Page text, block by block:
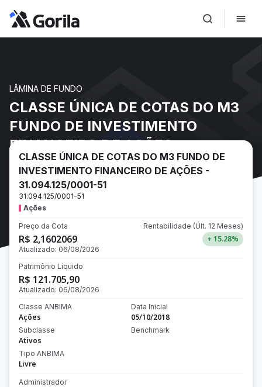
LÂMINA DE FUNDO
CLASSE ÚNICA DE COTAS DO M3
FUNDO DE INVESTIMENTO
FINANCEIRO DE AÇÕES -
31.094.125/0001-51
CLASSE ÚNICA DE COTAS DO M3 FUNDO DE
INVESTIMENTO FINANCEIRO DE AÇÕES -
31.094.125/0001-51
31.094.125/0001-51
Ações
Preço da Cota
R$ 2,1602069
Atualizado: 06/08/2026
Rentabilidade (Últ. 12 Meses)
+ 15.28%
Patrimônio Líquido
R$ 121.705,90
Atualizado: 06/08/2026
Classe ANBIMA
Ações
Subclasse
Ativos
Tipo ANBIMA
Livre
Data Inicial
05/10/2018
Benchmark
Administrador